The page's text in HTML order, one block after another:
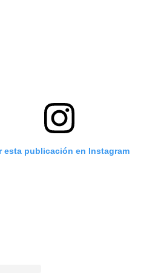
esta publicación en Instagram